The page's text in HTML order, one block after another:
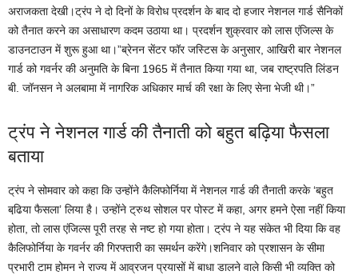
अराजकता देखी।ट्रंप ने दो दिनों के विरोध प्रदर्शन के बाद दो हजार नेशनल गार्ड सैनिकों
को तैनात करने का असाधारण कदम उठाया था। प्रदर्शन शुक्रवार को लास एंजिल्स के
डाउनटाउन में शुरू हुआ था।”ब्रेनन सेंटर फॉर जस्टिस के अनुसार, आखिरी बार नेशनल
गार्ड को गवर्नर की अनुमति के बिना 1965 में तैनात किया गया था, जब राष्ट्रपति लिंडन
बी. जॉनसन ने अलबामा में नागरिक अधिकार मार्च की रक्षा के लिए सेना भेजी थी।”
ट्रंप ने नेशनल गार्ड की तैनाती को बहुत बढ़िया फैसला
बताया
ट्रंप ने सोमवार को कहा कि उन्होंने कैलिफोर्निया में नेशनल गार्ड की तैनाती करके ‘बहुत
बढि़या फैसला’ लिया है। उन्होंने ट्रुथ सोशल पर पोस्ट में कहा, अगर हमने ऐसा नहीं किया
होता, तो लास एंजिल्स पूरी तरह से नष्ट हो गया होता। ट्रंप ने यह संकेत भी दिया कि वह
कैलिफोर्निया के गवर्नर की गिरफ्तारी का समर्थन करेंगे।शनिवार को प्रशासन के सीमा
प्रभारी टाम होमन ने राज्य में आव्रजन प्रयासों में बाधा डालने वाले किसी भी व्यक्ति को